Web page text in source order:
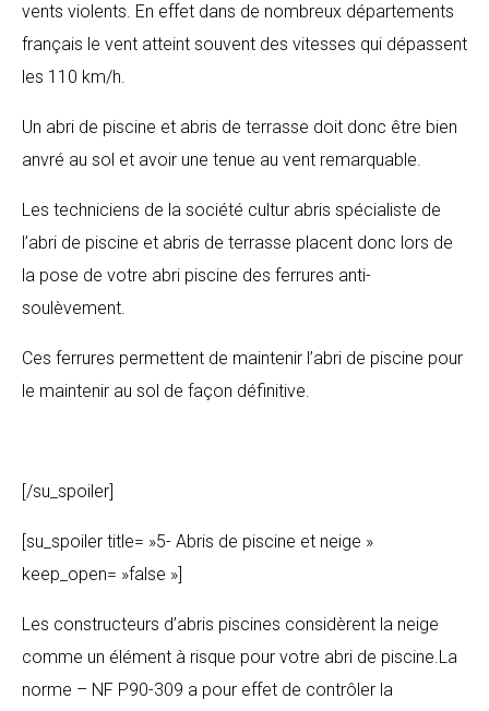
vents violents. En effet dans de nombreux départements
français le vent atteint souvent des vitesses qui dépassent
les 110 km/h.
Un abri de piscine et abris de terrasse doit donc être bien
anvré au sol et avoir une tenue au vent remarquable.
Les techniciens de la société cultur abris spécialiste de
l’abri de piscine et abris de terrasse placent donc lors de
la pose de votre abri piscine des ferrures anti-
soulèvement.
Ces ferrures permettent de maintenir l’abri de piscine pour
le maintenir au sol de façon définitive.
[/su_spoiler]
[su_spoiler title= »5- Abris de piscine et neige »
keep_open= »false »]
Les constructeurs d’abris piscines considèrent la neige
comme un élément à risque pour votre abri de piscine.La
norme – NF P90-309 a pour effet de contrôler la